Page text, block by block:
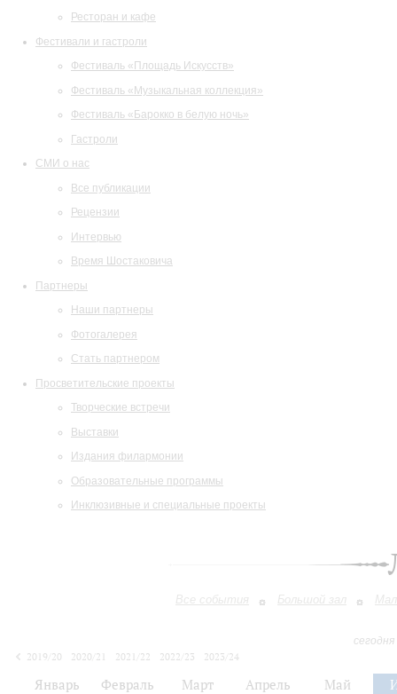
Ресторан и кафе
Фестивали и гастроли
Фестиваль «Площадь Искусств»
Фестиваль «Музыкальная коллекция»
Фестиваль «Барокко в белую ночь»
Гастроли
СМИ о нас
Все публикации
Рецензии
Интервью
Время Шостаковича
Партнеры
Наши партнеры
Фотогалерея
Стать партнером
Просветительские проекты
Творческие встречи
Выставки
Издания филармонии
Образовательные программы
Инклюзивные и специальные проекты
Все события Большой зал
2019/20
2020/21 2021/22 2022/23
2023/24
Январь Февраль Март Апрель Май